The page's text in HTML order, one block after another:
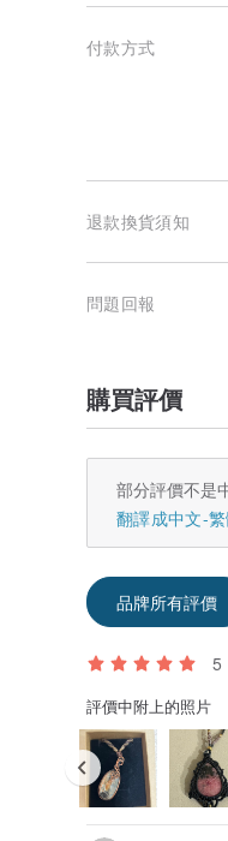
順豐站地址:
順豐速運服務中心
順便智能櫃地址
台灣 / 澳門 / 中
可選用[香港郵政
[香港郵政] 是以
其他地區選用香
如有不清楚的地
產地/製造方式
付款方式
退款換貨須知
問題回報
購買評價
部分評價不是
翻譯成中文-
品牌所有評價
5
評價中附上的照片